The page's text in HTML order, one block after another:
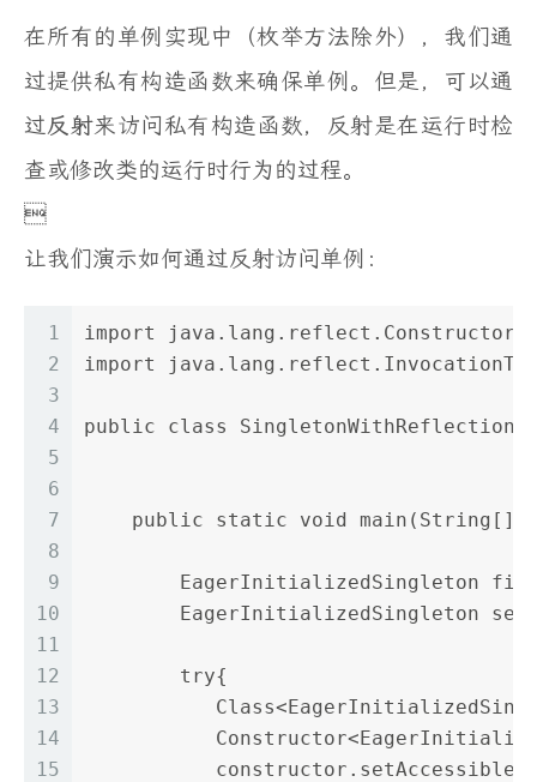
在所有的单例实现中（枚举方法除外），我们通
过提供私有构造函数来确保单例。但是，可以通
过反射来访问私有构造函数，反射是在运行时检
查或修改类的运行时行为的过程。

让我们演示如何通过反射访问单例：
1
2
3
4
5
6
7
8
9
10
11
12
13
14
15
import java.lang.reflect.Constructor;
import
public class SingletonWithReflection
public static void main(String[]
EagerInitializedSingleton
EagerInitializedSingleton
        try{